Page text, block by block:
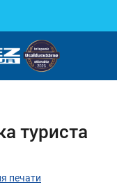
туриста
печати